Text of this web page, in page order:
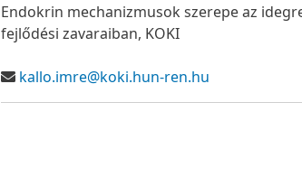
Endokrin mechanizmusok szerepe az
fejlődési zavaraiban, KOKI
kallo.imre@koki.hun-ren.hu